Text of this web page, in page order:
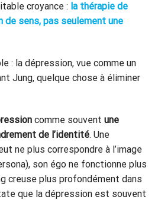
croyance : la thérapie de
de sens, pas seulement une
: la dépression, vue comme un
Jung, quelque chose à éliminer
comme souvent une
de l’identité. Une
ne plus correspondre à l’image
son égo ne fonctionne plus
creuse plus profondément dans
que la dépression est souvent